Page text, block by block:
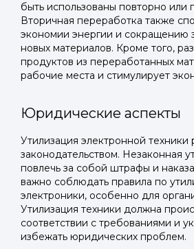
быть использованы повторно или
Вторичная переработка также
экономии энергии и сокращению
новых материалов. Кроме того,
продуктов из переработанных
рабочие места и стимулирует
Юридические аспекты
Утилизация электронной техники
законодательством. Незаконная
повлечь за собой штрафы и
важно соблюдать правила по
электроники, особенно для
Утилизация техники должна
соответствии с требованиями и
избежать юридических проблем.